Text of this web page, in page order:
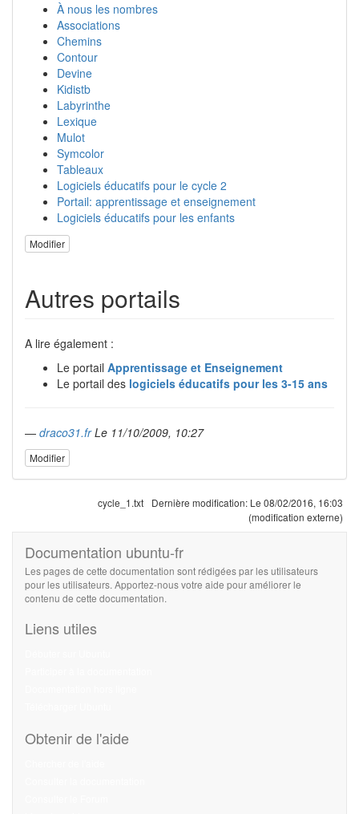
À nous les nombres
Associations
Chemins
Contour
Devine
Kidistb
Labyrinthe
Lexique
Mulot
Symcolor
Tableaux
Logiciels éducatifs pour le cycle 2
Portail: apprentissage et enseignement
Logiciels éducatifs pour les enfants
Modifier
Autres portails
A lire également :
Le portail Apprentissage et Enseignement
Le portail des logiciels éducatifs pour les 3-15 ans
— draco31.frLe 11/10/2009, 10:27
Modifier
cycle_1.txt Dernière modification: Le 08/02/2016, 16:03
(modification externe)
Documentation ubuntu-fr
Les pages de cette documentation sont rédigées par les utilisateurs
pour les utilisateurs. Apportez-nous votre aide pour améliorer le
contenu de cette documentation.
Liens utiles
Obtenir de l'aide